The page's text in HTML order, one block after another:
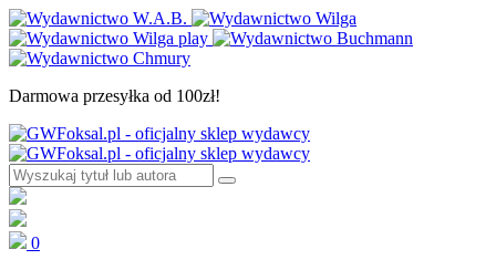
Darmowa przesyłka od 100zł!
0